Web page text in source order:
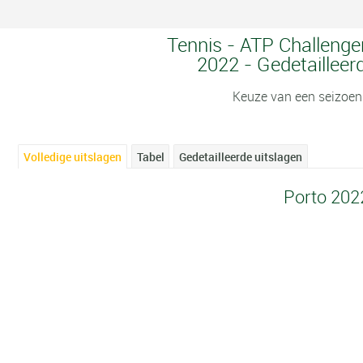
Tennis - ATP
2022 -
Keuze van een
Volledige uitslagen Tabel Gedetailleerde uitslagen
Porto